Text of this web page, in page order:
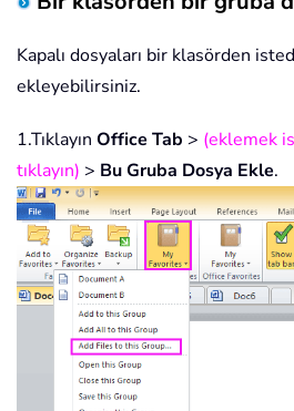
Kapalı dosyaları bir klasörden
ekleyebilirsiniz.
1.Tıklayın Office Tab > (eklemek
tıklayın) > Bu Gruba Dosya Ekle.